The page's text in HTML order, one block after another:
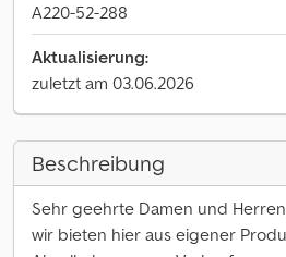
A220-52-288
Aktualisierung:
zuletzt am 03.06.2026
Beschreibung
Sehr geehrte Damen und
wir bieten hier aus eigener